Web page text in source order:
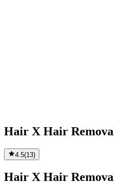
Hair X Hair
4.5(13)
Hair X Hair